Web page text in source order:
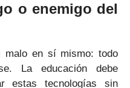
o enemigo del
malo en sí mismo: todo
La educación debe
estas tecnologías sin